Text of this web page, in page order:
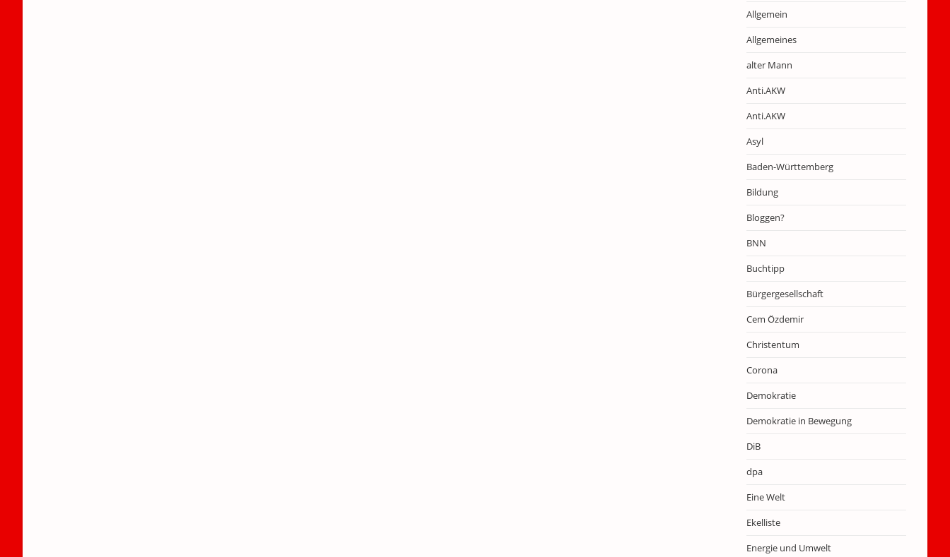
Allgemein
Allgemeines
alter Mann
Anti.AKW
Anti.AKW
Asyl
Baden-Württemberg
Bildung
Bloggen?
BNN
Buchtipp
Bürgergesellschaft
Cem Özdemir
Christentum
Corona
Demokratie
Demokratie in Bewegung
DiB
dpa
Eine Welt
Ekelliste
Energie und Umwelt